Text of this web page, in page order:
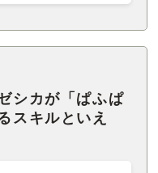
シカが「ぱふぱ
スキルといえ